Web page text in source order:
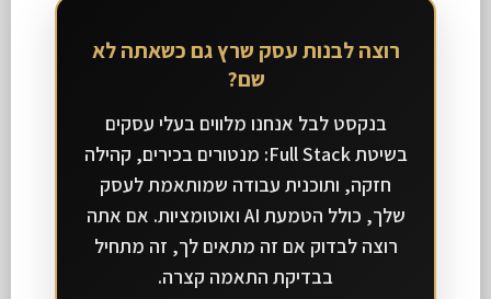
רוצה לבנות עסק שרץ גם כשאתה לא
שם?
בנקסט לבל אנחנו מלווים בעלי עסקים
בשיטת Full Stack: מנטורים בכירים, קהילה
חזקה, ותוכנית עבודה שמותאמת לעסק
שלך, כולל הטמעת AI ואוטומציות. אם אתה
רוצה לבדוק אם זה מתאים לך, זה מתחיל
בבדיקת התאמה קצרה.